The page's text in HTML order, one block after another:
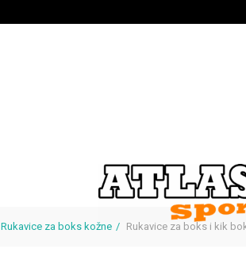
Rukavice za boks kožne Rukavice za boks i kik